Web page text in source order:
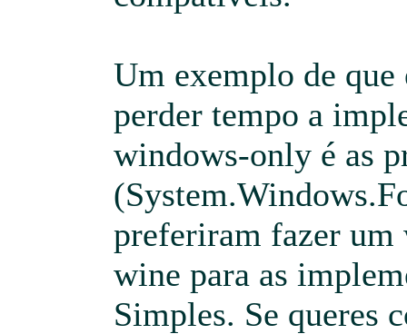
Um exemplo de que
perder tempo a
windows-only é as
preferiram fazer um
wine para as
Simples. Se queres